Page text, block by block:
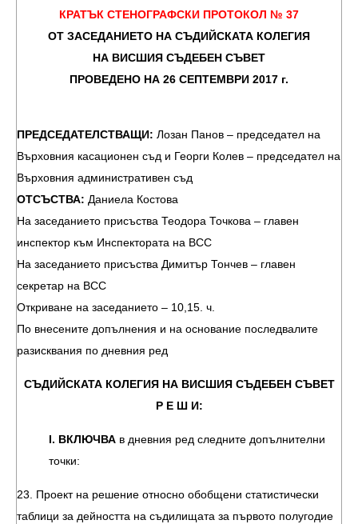
КРАТЪК СТЕНОГРАФСКИ ПРОТОКОЛ № 37
ОТ ЗАСЕДАНИЕТО НА СЪДИЙСКАТА КОЛЕГИЯ
НА ВИСШИЯ СЪДЕБЕН СЪВЕТ
ПРОВЕДЕНО НА 26 СЕПТЕМВРИ 2017 г.
ПРЕДСЕДАТЕЛСТВАЩИ: Лозан Панов – председател на
Върховния касационен съд и Георги Колев – председател на
Върховния административен съд
ОТСЪСТВА: Даниела Костова
На заседанието присъства Теодора Точкова – главен
инспектор към Инспектората на ВСС
На заседанието присъства Димитър Тончев – главен
секретар на ВСС
Откриване на заседанието – 10,15. ч.
По внесените допълнения и на основание последвалите
разисквания по дневния ред
СЪДИЙСКАТА КОЛЕГИЯ НА ВИСШИЯ СЪДЕБЕН СЪВЕТ
Р Е Ш И:
І. ВКЛЮЧВА в дневния ред следните допълнителни
точки:
23. Проект на решение относно обобщени статистически
таблици за дейността на съдилищата за първото полугодие